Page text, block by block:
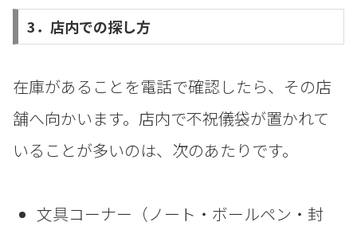
3．店内での探し方
在庫があることを電話で確認したら、その店
舗へ向かいます。店内で不祝儀袋が置かれて
いることが多いのは、次のあたりです。
文具コーナー（ノート・ボールペン・封